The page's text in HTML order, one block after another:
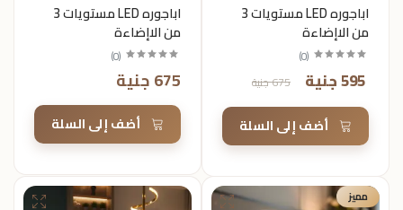
اباجوره LED مستويات 3
من الاإضاءة
(
0
)
595 جنية 675 جنية
أضف إلى السلة
اباجوره LED مستويات 3
من الاإضاءة
(
0
)
675 جنية
أضف إلى السلة
مميز